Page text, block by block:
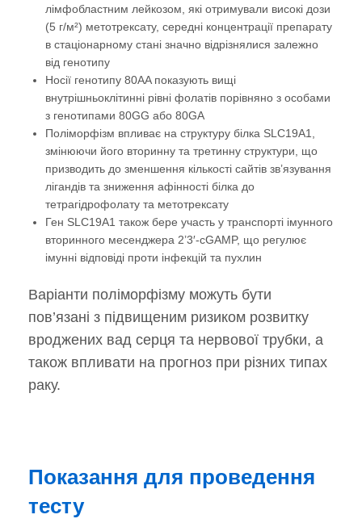
лімфобластним лейкозом, які отримували високі дози
(5 г/м²) метотрексату, середні концентрації препарату
в стаціонарному стані значно відрізнялися залежно
від генотипу
Носії генотипу 80AA показують вищі
внутрішньоклітинні рівні фолатів порівняно з особами
з генотипами 80GG або 80GA
Поліморфізм впливає на структуру білка SLC19A1,
змінюючи його вторинну та третинну структури, що
призводить до зменшення кількості сайтів зв’язування
лігандів та зниження афінності білка до
тетрагідрофолату та метотрексату
Ген SLC19A1 також бере участь у транспорті імунного
вторинного месенджера 2’3′-cGAMP, що регулює
імунні відповіді проти інфекцій та пухлин
Варіанти поліморфізму можуть бути
пов’язані з підвищеним ризиком розвитку
вроджених вад серця та нервової трубки, а
також впливати на прогноз при різних типах
раку.
Показання для проведення
тесту